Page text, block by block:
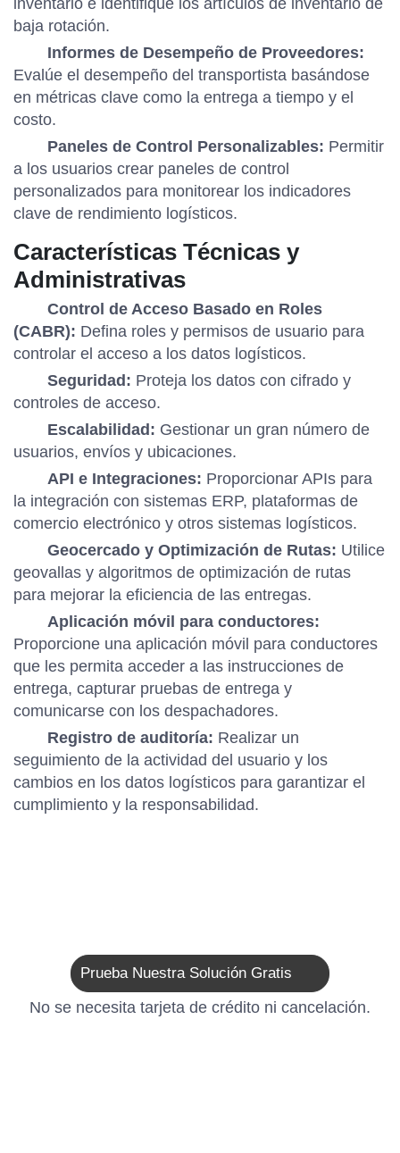
inventario e identifique los artículos de inventario de
baja rotación.
Informes de Desempeño de Proveedores:
Evalúe el desempeño del transportista basándose
en métricas clave como la entrega a tiempo y el
costo.
Paneles de Control Personalizables: Permitir
a los usuarios crear paneles de control
personalizados para monitorear los indicadores
clave de rendimiento logísticos.
Características Técnicas y
Administrativas
Control de Acceso Basado en Roles
(CABR): Defina roles y permisos de usuario para
controlar el acceso a los datos logísticos.
Seguridad: Proteja los datos con cifrado y
controles de acceso.
Escalabilidad: Gestionar un gran número de
usuarios, envíos y ubicaciones.
API e Integraciones: Proporcionar APIs para
la integración con sistemas ERP, plataformas de
comercio electrónico y otros sistemas logísticos.
Geocercado y Optimización de Rutas: Utilice
geovallas y algoritmos de optimización de rutas
para mejorar la eficiencia de las entregas.
Aplicación móvil para conductores:
Proporcione una aplicación móvil para conductores
que les permita acceder a las instrucciones de
entrega, capturar pruebas de entrega y
comunicarse con los despachadores.
Registro de auditoría: Realizar un
seguimiento de la actividad del usuario y los
cambios en los datos logísticos para garantizar el
cumplimiento y la responsabilidad.
Prueba Nuestra Solución Gratis
No se necesita tarjeta de crédito ni cancelación.